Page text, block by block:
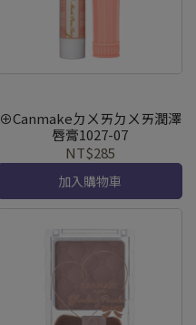
⊕Canmakeㄉㄨㄞㄉㄨㄞ潤澤
唇膏1027-07
NT$285
加入購物車